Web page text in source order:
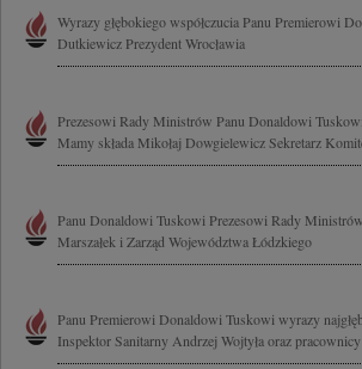
Wyrazy głębokiego współczucia Panu Premierowi
Dutkiewicz Prezydent Wrocławia
Prezesowi Rady Ministrów Panu Donaldowi
Mamy składa Mikołaj Dowgielewicz Sekretarz
Panu Donaldowi Tuskowi Prezesowi Rady
Marszałek i Zarząd Województwa Łódzkiego
Panu Premierowi Donaldowi Tuskowi wyrazy
Inspektor Sanitarny Andrzej Wojtyła oraz pracownicy